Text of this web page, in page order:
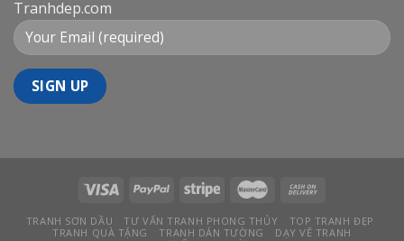
Tranhdep.com
TRANH SƠN DẦU TƯ VẤN TRANH PHONG THỦY
TOP TRANH ĐẸP
TRANH QUÀ TẶNG
TRANH DÁN TƯỜNG
DẠY VẼ TRANH